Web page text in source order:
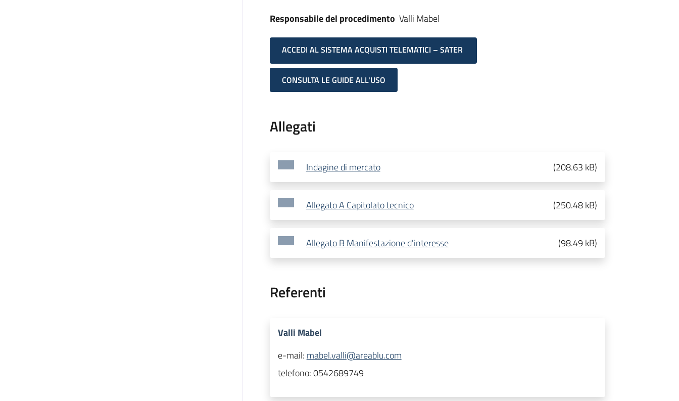
Responsabile del procedimento Valli Mabel
ACCEDI AL SISTEMA ACQUISTI TELEMATICI – SATER
CONSULTA LE GUIDE ALL'USO
Allegati
Indagine di mercato (208.63 kB)
Allegato A Capitolato tecnico (250.48 kB)
Allegato B Manifestazione d'interesse (98.49 kB)
Referenti
Valli Mabel
e-mail: mabel.valli@areablu.com
telefono:0542689749